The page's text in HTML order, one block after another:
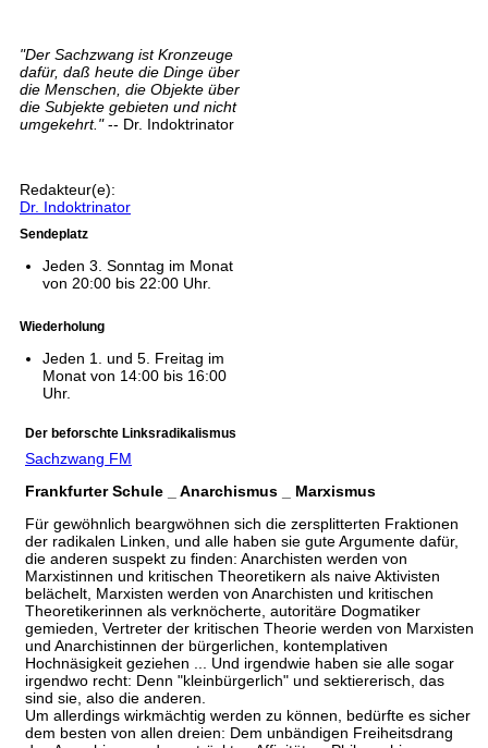
"Der Sachzwang ist Kronzeuge
dafür, daß heute die Dinge über
die Menschen, die Objekte über
die Subjekte gebieten und nicht
umgekehrt."-- Dr. Indoktrinator
Redakteur(e):
Dr. Indoktrinator
Sendeplatz
Jeden 3. Sonntag im Monat
von 20:00 bis 22:00 Uhr.
Wiederholung
Jeden 1. und 5. Freitag im
Monat von 14:00 bis 16:00
Uhr.
Der beforschte Linksradikalismus
Sachzwang FM
Frankfurter Schule _ Anarchismus _ Marxismus
Für gewöhnlich beargwöhnen sich die zersplitterten Fraktionen
der radikalen Linken, und alle haben sie gute Argumente dafür,
die anderen suspekt zu finden: Anarchisten werden von
Marxistinnen und kritischen Theoretikern als naive Aktivisten
belächelt, Marxisten werden von Anarchisten und kritischen
Theoretikerinnen als verknöcherte, autoritäre Dogmatiker
gemieden, Vertreter der kritischen Theorie werden von Marxisten
und Anarchistinnen der bürgerlichen, kontemplativen
Hochnäsigkeit geziehen ... Und irgendwie haben sie alle sogar
irgendwo recht: Denn "kleinbürgerlich" und sektiererisch, das
sind sie, also die anderen.
Um allerdings wirkmächtig werden zu können, bedürfte es sicher
dem besten von allen dreien: Dem unbändigen Freiheitsdrang